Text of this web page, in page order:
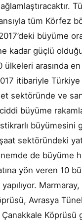
tüm Körfez
büyüme
kadar güçlü
ülkeleri arasında
itibariyle Türkiye
sektöründe ve
büyüme
büyümesini
sektöründeki
de büyüme
yön veren 10
yapılıyor.
Avrasya
Köprüsü